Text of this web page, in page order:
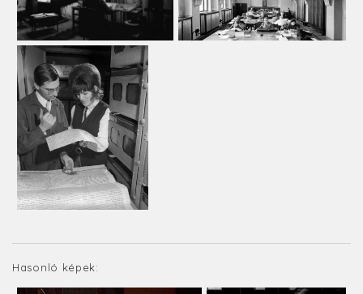
Hasonló képek: